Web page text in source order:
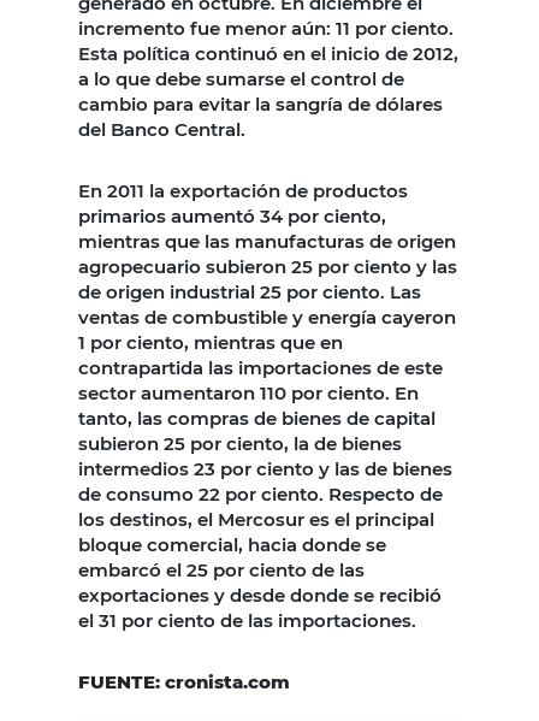
incremento fue menor aún: 11 por ciento.
Esta política continuó en el inicio de 2012,
a lo que debe sumarse el control de
cambio para evitar la sangría de dólares
del Banco Central.
En 2011 la exportación de productos
primarios aumentó 34 por ciento,
mientras que las manufacturas de origen
agropecuario subieron 25 por ciento y las
de origen industrial 25 por ciento. Las
ventas de combustible y energía cayeron
1 por ciento, mientras que en
contrapartida las importaciones de este
sector aumentaron 110 por ciento. En
tanto, las compras de bienes de capital
subieron 25 por ciento, la de bienes
intermedios 23 por ciento y las de bienes
de consumo 22 por ciento. Respecto de
los destinos, el Mercosur es el principal
bloque comercial, hacia donde se
embarcó el 25 por ciento de las
exportaciones y desde donde se recibió
el 31 por ciento de las importaciones.
FUENTE: cronista.com